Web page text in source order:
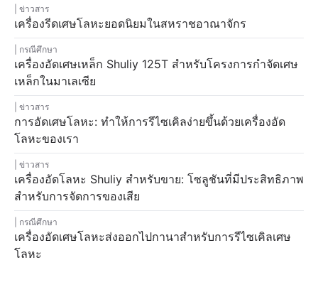
ข่าวสาร
เครื่องรีดเศษโลหะยอดนิยมในสหราชอาณาจักร
กรณีศึกษา
เครื่องอัดเศษเหล็ก Shuliy 125T สำหรับโครงการกำจัดเศษ
เหล็กในมาเลเซีย
ข่าวสาร
การอัดเศษโลหะ: ทำให้การรีไซเคิลง่ายขึ้นด้วยเครื่องอัด
โลหะของเรา
ข่าวสาร
เครื่องอัดโลหะ Shuliy สำหรับขาย: โซลูชันที่มีประสิทธิภาพ
สำหรับการจัดการของเสีย
กรณีศึกษา
เครื่องอัดเศษโลหะส่งออกไปกานาสำหรับการรีไซเคิลเศษ
โลหะ